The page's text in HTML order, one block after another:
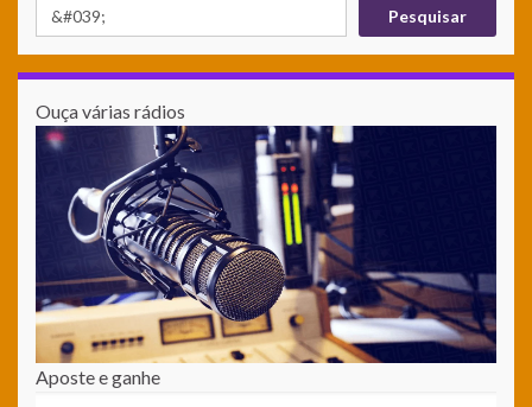
Pesquisar
Ouça várias rádios
Aposte e ganhe